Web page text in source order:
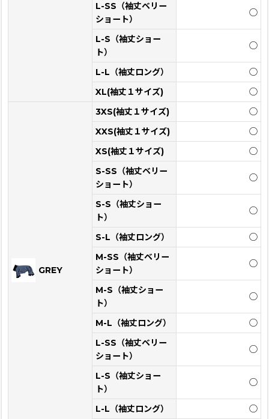
L-SS（袖丈ベリー
ショート）
◯
L-S（袖丈ショー
ト）
◯
L-L（袖丈ロング）
◯
XL(袖丈１サイズ)
◯
GREY
3XS(袖丈１サイズ)
◯
XXS(袖丈１サイズ)
◯
XS(袖丈１サイズ)
◯
S-SS（袖丈ベリー
ショート）
◯
S-S（袖丈ショー
ト）
◯
S-L（袖丈ロング）
◯
M-SS（袖丈ベリー
ショート）
◯
M-S（袖丈ショー
ト）
◯
M-L（袖丈ロング）
◯
L-SS（袖丈ベリー
ショート）
◯
L-S（袖丈ショー
ト）
◯
L-L（袖丈ロング）
◯